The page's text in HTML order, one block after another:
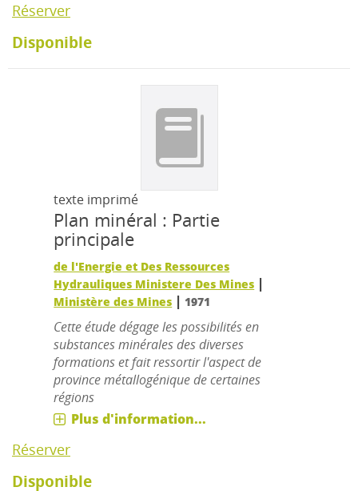
Réserver
Disponible
texte imprimé
Plan minéral : Partie
principale
de l'Energie et Des Ressources
Hydrauliques Ministere Des Mines |
Ministère des Mines | 1971
Cette étude dégage les possibilités en
substances minérales des diverses
formations et fait ressortir l'aspect de
province métallogénique de certaines
régions
Plus d'information...
Réserver
Disponible